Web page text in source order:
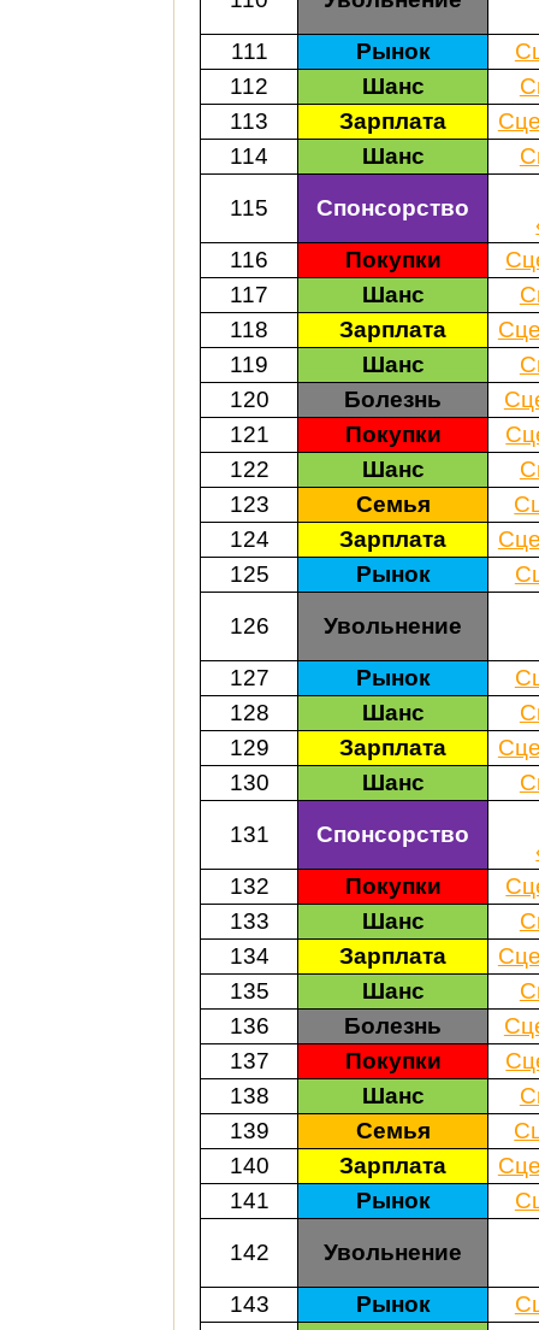
111 Рынок
112
Шанс
113
Зарплата
114
Шанс
115 Спонсорство
116
Покупки
117
Шанс
118
Зарплата
119
Шанс
120
Болезнь
121
Покупки
122
Шанс
123
Семья
124
Зарплата
125
Рынок
126 Увольнение
127 Рынок
128
Шанс
129
Зарплата
130
Шанс
131 Спонсорство
132
Покупки
133
Шанс
134
Зарплата
135
Шанс
136
Болезнь
137
Покупки
138
Шанс
139
Семья
140
Зарплата
141
Рынок
142 Увольнение
143 Рынок